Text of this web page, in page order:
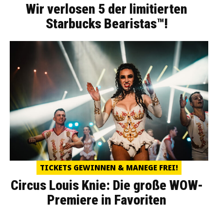
Wir verlosen 5 der limitierten
Starbucks Bearistas™!
TICKETS GEWINNEN & MANEGE FREI!
Circus Louis Knie: Die große WOW-
Premiere in Favoriten